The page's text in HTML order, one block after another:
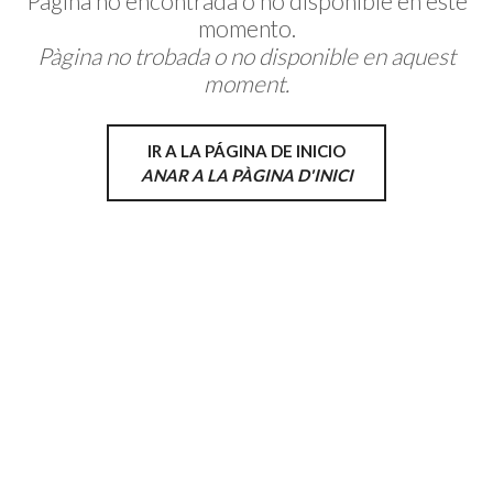
momento.
Pàgina no trobada o no disponible en aquest
moment.
IR A LA PÁGINA DE INICIO
ANAR A LA PÀGINA D'INICI